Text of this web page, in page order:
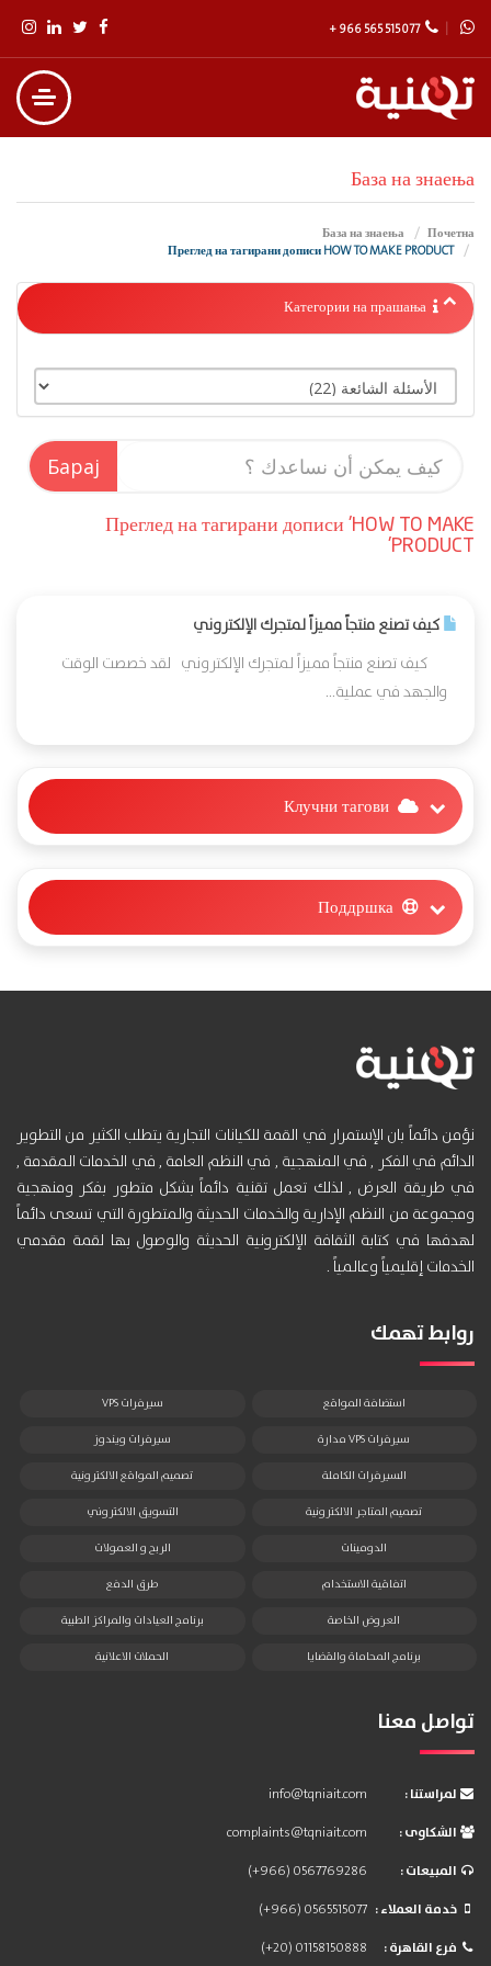
+ 966 565 515 077
База на знаења
Почетна
База на знаења
Преглед на тагирани дописи HOW TO MAKE PRODUCT
Категории на прашања
Преглед на тагирани дописи 'HOW TO MAKE
PRODUCT'
كيف تصنع منتجاً مميزاً لمتجرك الإلكتروني
كيف تصنع منتجاً مميزاً لمتجرك الإلكتروني لقد خصصت الوقت
والجهد في عملية...
نؤمن دائماً بان الإستمرار في القمة للكيانات التجارية يتطلب الكثير من التطوير
الدائم في الفكر , في المنهجية , في النظم العامة , في الخدمات المقدمة ,
في طريقة العرض , لذلك تعمل تقنية دائماً بشكل متطور بفكر ومنهجية
ومجموعة من النظم الإدارية والخدمات الحديثة والمتطورة التي تسعى دائماً
لهدفها في كتابة الثقافة الإلكترونية الحديثة والوصول بها لقمة مقدمي
الخدمات إقليمياً وعالمياً .
روابط تهمك
استضافة المواقع سيرفرات VPS
سيرفرات VPS مدارة سيرفرات ويندوز
السيرفرات الكاملة تصميم المواقع الالكترونية
تصميم المتاجر الالكترونية التسويق الالكتروني
الدومينات الربح و العمولات
اتفاقية الاستخدام طرق الدفع
العروض الخاصة برنامج العيادات والمراكز الطبية
برنامج المحاماة والقضايا الحملات الاعلانية
تواصل معنا
: لمراستنا
info@tqniait.com
: الشكاوى
complaints@tqniait.com
: المبيعات
(+966) 0567769286
: خدمة العملاء
(+966) 0565515077
: فرع القاهرة
(+20) 01158150888